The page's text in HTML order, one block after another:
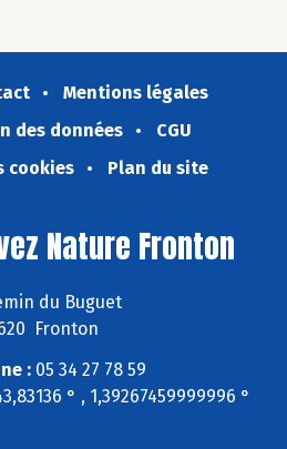
Mentions légales
des données
CGU
cookies
Plan du site
Nature Fronton
du Buguet
Fronton
:05 34 27 78 59
° , 1,39267459999996 °